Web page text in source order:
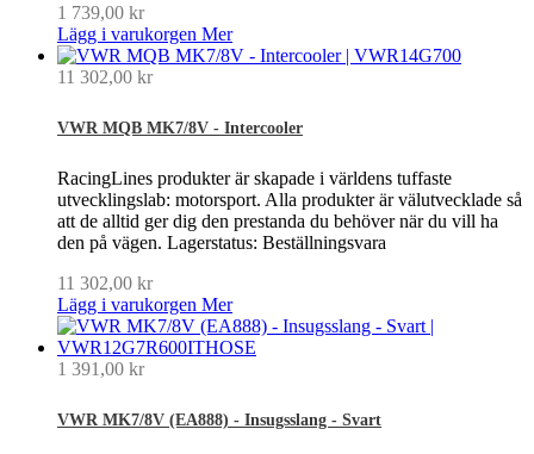
1 739,00 kr
Lägg i varukorgen Mer
11 302,00 kr
VWR MQB MK7/8V - Intercooler
RacingLines produkter är skapade i världens tuffaste
utvecklingslab: motorsport. Alla produkter är välutvecklade så
att de alltid ger dig den prestanda du behöver när du vill ha
den på vägen. Lagerstatus: Beställningsvara
11 302,00 kr
Lägg i varukorgen Mer
1 391,00 kr
VWR MK7/8V (EA888) - Insugsslang - Svart